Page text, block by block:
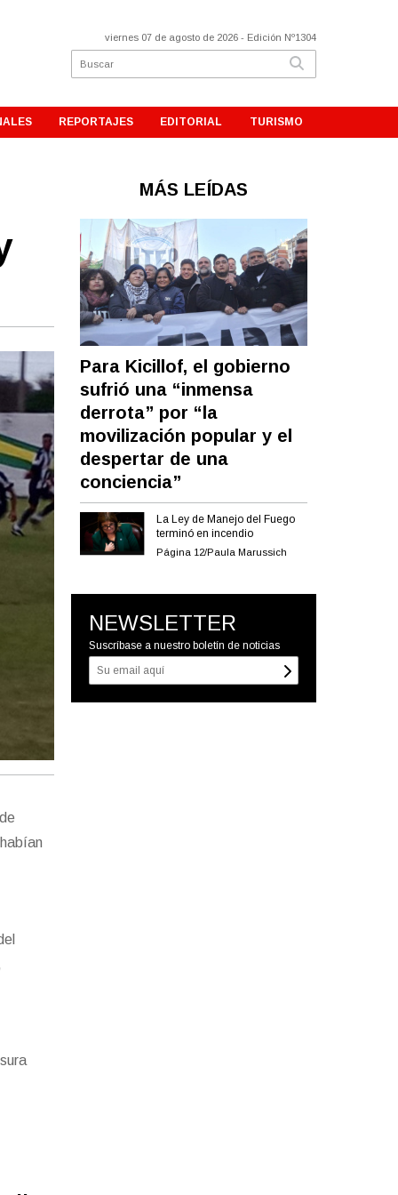
viernes 07 de agosto de 2026 - Edición Nº1304
REPORTAJES EDITORIAL TURISMO
MÁS LEÍDAS
Para Kicillof, el gobierno
sufrió una “inmensa
derrota” por “la
movilización popular y el
despertar de una
conciencia”
La Ley de Manejo del Fuego
terminó en incendio
Página 12/Paula Marussich
NEWSLETTER
Suscríbase a nuestro boletín de noticias